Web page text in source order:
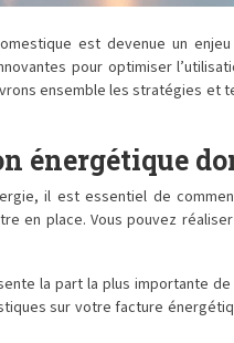
est devenue un
pour optimiser
ensemble les stratégies
énergétique
il est essentiel de
en place. Vous pouvez
la part la plus importante
sur votre facture